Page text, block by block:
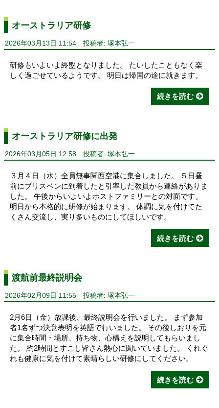
オーストラリア研修
2026年03月13日 11:54 投稿者: 塚本弘一
研修もいよいよ終盤となりました。 たいしたこともなく楽
しく過ごせているようです。 明日は帰国の途に就きます。
続きを読む
オーストラリア研修に出発
2026年03月05日 12:58 投稿者: 塚本弘一
３月４日（水）全員無事関西空港に集合しました。 ５日昼
前にブリスベンに到着したと引率した教員から連絡がありま
した。 午後からいよいよホストファミリーとの対面です。
明日から本格的に研修が始まります。 体調に気を付けてた
くさん交流し、実り多いものにしてほしいです。
続きを読む
渡航前最終説明会
2026年02月09日 11:55 投稿者: 塚本弘一
2月6日（金）放課後、最終説明会を行いました。 まず参加
者1名ずつ決意表明を英語で行いました。 その後しおりを元
に集合時間・場所、持ち物、心構えを説明してもらいまし
た。 約2時間とすこし皆さん熱心に聞いていました。 くれぐ
れも健康に気を付けて素晴らしい研修にしてください。
続きを読む